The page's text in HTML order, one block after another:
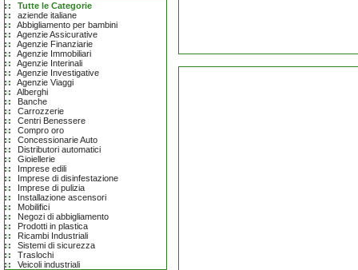
Tutte le Categorie
aziende italiane
Abbigliamento per bambini
Agenzie Assicurative
Agenzie Finanziarie
Agenzie Immobiliari
Agenzie Interinali
Agenzie Investigative
Agenzie Viaggi
Alberghi
Banche
Carrozzerie
Centri Benessere
Compro oro
Concessionarie Auto
Distributori automatici
Gioiellerie
Imprese edili
Imprese di disinfestazione
Imprese di pulizia
Installazione ascensori
Mobilifici
Negozi di abbigliamento
Prodotti in plastica
Ricambi Industriali
Sistemi di sicurezza
Traslochi
Veicoli industriali